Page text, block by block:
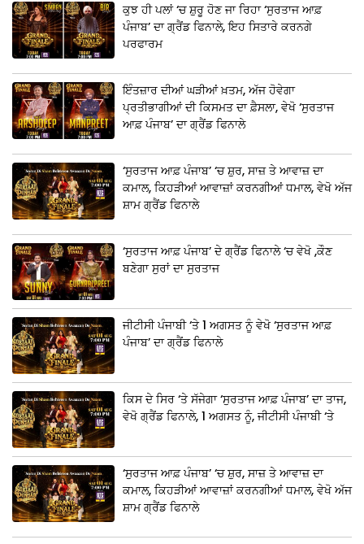
ਕੁਝ ਹੀ ਪਲਾਂ ‘ਚ ਸ਼ੁਰੂ ਹੋਣ ਜਾ ਰਿਹਾ ‘ਸੁਰਤਾਜ ਆਫ਼
ਪੰਜਾਬ’ ਦਾ ਗ੍ਰੈਂਡ ਫਿਨਾਲੇ, ਇਹ ਸਿਤਾਰੇ ਕਰਨਗੇ
ਪਰਫਾਰਮ
ਇੰਤਜ਼ਾਰ ਦੀਆਂ ਘੜੀਆਂ ਖ਼ਤਮ, ਅੱਜ ਹੋਵੇਗਾ
ਪ੍ਰਤੀਭਾਗੀਆਂ ਦੀ ਕਿਸਮਤ ਦਾ ਫ਼ੈਸਲਾ, ਵੇਖੋ ‘ਸੁਰਤਾਜ
ਆਫ਼ ਪੰਜਾਬ’ ਦਾ ਗ੍ਰੈਂਡ ਫਿਨਾਲੇ
‘ਸੁਰਤਾਜ ਆਫ਼ ਪੰਜਾਬ’ ‘ਚ ਸ਼ੁਰ, ਸਾਜ਼ ਤੇ ਆਵਾਜ਼ ਦਾ
ਕਮਾਲ, ਕਿਹੜੀਆਂ ਆਵਾਜ਼ਾਂ ਕਰਨਗੀਆਂ ਧਮਾਲ, ਵੇਖੋ ਅੱਜ
ਸ਼ਾਮ ਗ੍ਰੈਂਡ ਫਿਨਾਲੇ
‘ਸੁਰਤਾਜ ਆਫ਼ ਪੰਜਾਬ’ ਦੇ ਗ੍ਰੈਂਡ ਫਿਨਾਲੇ ‘ਚ ਵੇਖੋ ,ਕੌਣ
ਬਣੇਗਾ ਸੁਰਾਂ ਦਾ ਸੁਰਤਾਜ
ਜੀਟੀਸੀ ਪੰਜਾਬੀ ‘ਤੇ 1 ਅਗਸਤ ਨੂੰ ਵੇਖੋ ‘ਸੁਰਤਾਜ ਆਫ਼
ਪੰਜਾਬ’ ਦਾ ਗ੍ਰੈਂਡ ਫਿਨਾਲੇ
ਕਿਸ ਦੇ ਸਿਰ ‘ਤੇ ਸੱਜੇਗਾ ‘ਸੁਰਤਾਜ ਆਫ਼ ਪੰਜਾਬ’ ਦਾ ਤਾਜ,
ਵੇਖੋ ਗ੍ਰੈਂਡ ਫਿਨਾਲੇ, 1 ਅਗਸਤ ਨੂੰ, ਜੀਟੀਸੀ ਪੰਜਾਬੀ ‘ਤੇ
‘ਸੁਰਤਾਜ ਆਫ਼ ਪੰਜਾਬ’ ‘ਚ ਸ਼ੁਰ, ਸਾਜ਼ ਤੇ ਆਵਾਜ਼ ਦਾ
ਕਮਾਲ, ਕਿਹੜੀਆਂ ਆਵਾਜ਼ਾਂ ਕਰਨਗੀਆਂ ਧਮਾਲ, ਵੇਖੋ ਅੱਜ
ਸ਼ਾਮ ਗ੍ਰੈਂਡ ਫਿਨਾਲੇ